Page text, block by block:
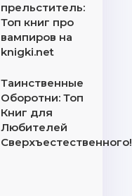
прельститель:
Топ книг про
вампиров на
knigki.net
Таинственные
Оборотни: Топ
Книг для
Любителей
Сверхъестественного!